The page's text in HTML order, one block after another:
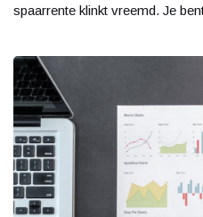
spaarrente klinkt vreemd. Je